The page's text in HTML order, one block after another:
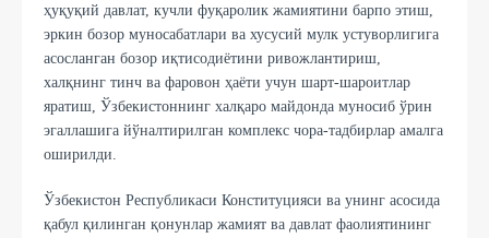
ҳуқуқий давлат, кучли фуқаролик жамиятини барпо этиш,
эркин бозор муносабатлари ва хусусий мулк устуворлигига
асосланган бозор иқтисодиётини ривожлантириш,
халқнинг тинч ва фаровон ҳаёти учун шарт-шароитлар
яратиш, Ўзбекистоннинг халқаро майдонда муносиб ўрин
эгаллашига йўналтирилган комплекс чора-тадбирлар амалга
оширилди.
Ўзбекистон Республикаси Конституцияси ва унинг асосида
қабул қилинган қонунлар жамият ва давлат фаолиятининг